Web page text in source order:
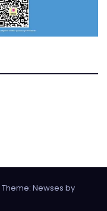
Theme: Newses by